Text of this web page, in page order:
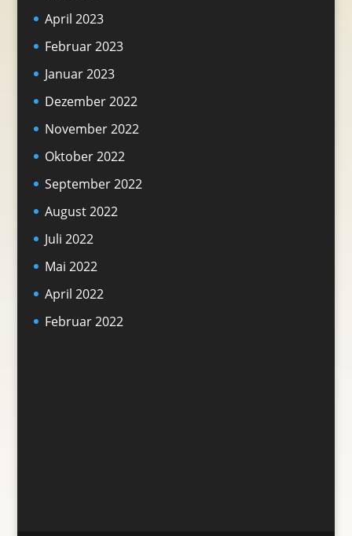
April 2023
Februar 2023
Januar 2023
Dezember 2022
November 2022
Oktober 2022
September 2022
August 2022
Juli 2022
Mai 2022
April 2022
Februar 2022